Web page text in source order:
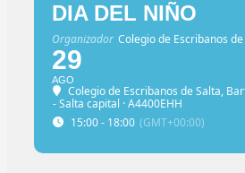
DIA DEL NIÑO
Organizador Colegio de Escribanos
29
AGO
Colegio de Escribanos de Salta,
- Salta capital · A4400EHH
15:00 - 18:00 (GMT+00:00)